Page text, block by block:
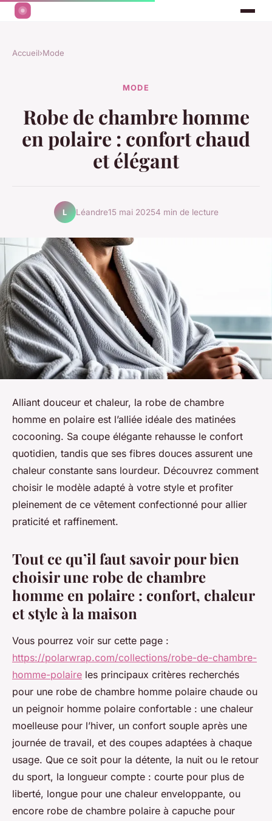
Accueil›Mode
MODE
Robe de chambre homme
en polaire : confort chaud
et élégant
L Léandre15 mai 20254 min de lecture
Alliant douceur et chaleur, la robe de chambre
homme en polaire est l’alliée idéale des matinées
cocooning. Sa coupe élégante rehausse le confort
quotidien, tandis que ses fibres douces assurent une
chaleur constante sans lourdeur. Découvrez comment
choisir le modèle adapté à votre style et profiter
pleinement de ce vêtement confectionné pour allier
praticité et raffinement.
Tout ce qu’il faut savoir pour bien
choisir une robe de chambre
homme en polaire : confort, chaleur
et style à la maison
Vous pourrez voir sur cette page :
https://polarwrap.com/collections/robe-de-chambre-
homme-polaire les principaux critères recherchés
pour une robe de chambre homme polaire chaude ou
un peignoir homme polaire confortable : une chaleur
moelleuse pour l’hiver, un confort souple après une
journée de travail, et des coupes adaptées à chaque
usage. Que ce soit pour la détente, la nuit ou le retour
du sport, la longueur compte : courte pour plus de
liberté, longue pour une chaleur enveloppante, ou
encore robe de chambre polaire à capuche pour